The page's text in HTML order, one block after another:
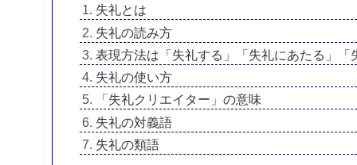
失礼とは
失礼の読み方
表現方法は「失礼する」「失礼にあたる」「
失礼の使い方
「失礼クリエイター」の意味
失礼の対義語
失礼の類語